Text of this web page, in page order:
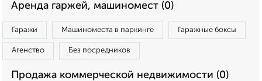
Аренда гаржей, машиномест (0)
Гаражи Машиноместа в паркинге Гаражные боксы
Агенство Без посредников
Продажа коммерческой недвижимости (0)